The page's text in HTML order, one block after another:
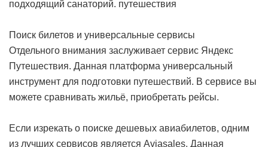
подходящий санаторий. путешествия
Поиск билетов и универсальные сервисы
Отдельного внимания заслуживает сервис Яндекс
Путешествия. Данная платформа универсальный
инструмент для подготовки путешествий. В сервисе вы
можете сравнивать жильё, приобретать рейсы.
Если изрекать о поиске дешевых авиабилетов, одним
из лучших сервисов является Aviasales. Данная